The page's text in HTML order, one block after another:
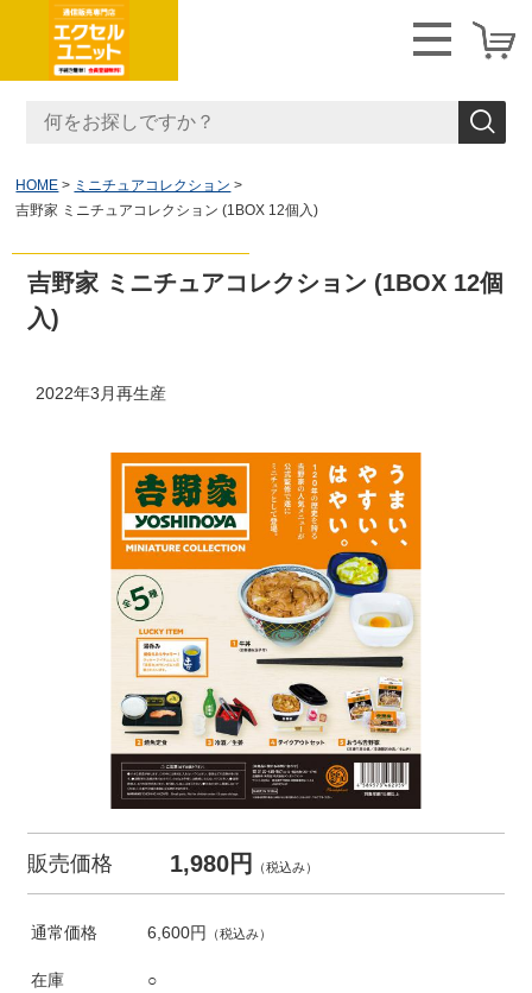
HOME
ミニチュアコレクション
吉野家 ミニチュアコレクション (1BOX 12個入)
吉野家 ミニチュアコレクション (1BOX 12個
入)
2022年3月再生産
販売価格 1,980円 （税込み）
通常価格 6,600円 （税込み）
在庫 ○